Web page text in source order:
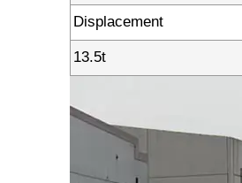
Displacement
13.5t